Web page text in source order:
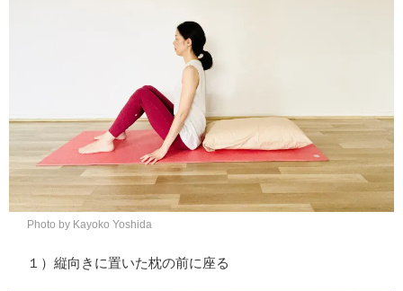
Photo by Kayoko Yoshida
１）縦向きに置いた枕の前に座る